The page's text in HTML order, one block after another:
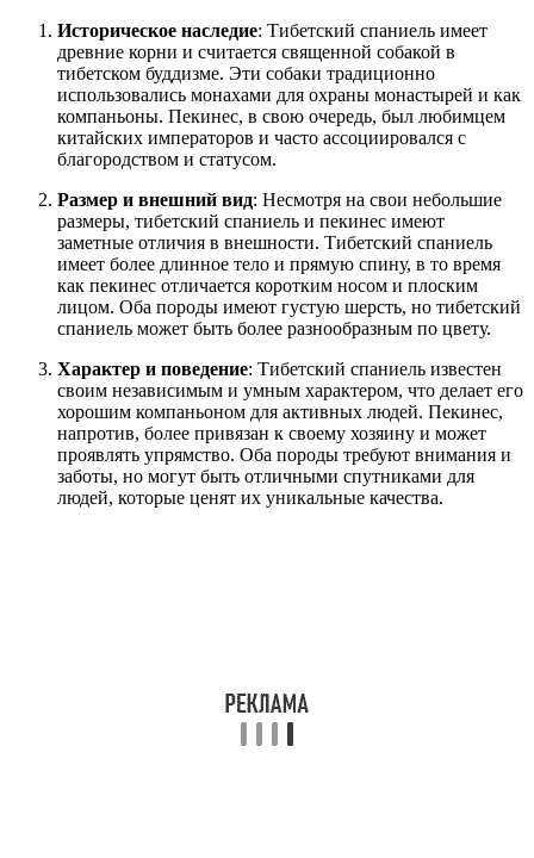
Историческое наследие: Тибетский спаниель имеет
древние корни и считается священной собакой в
тибетском буддизме. Эти собаки традиционно
использовались монахами для охраны монастырей и как
компаньоны. Пекинес, в свою очередь, был любимцем
китайских императоров и часто ассоциировался с
благородством и статусом.
Размер и внешний вид: Несмотря на свои небольшие
размеры, тибетский спаниель и пекинес имеют
заметные отличия в внешности. Тибетский спаниель
имеет более длинное тело и прямую спину, в то время
как пекинес отличается коротким носом и плоским
лицом. Оба породы имеют густую шерсть, но тибетский
спаниель может быть более разнообразным по цвету.
Характер и поведение: Тибетский спаниель известен
своим независимым и умным характером, что делает его
хорошим компаньоном для активных людей. Пекинес,
напротив, более привязан к своему хозяину и может
проявлять упрямство. Оба породы требуют внимания и
заботы, но могут быть отличными спутниками для
людей, которые ценят их уникальные качества.